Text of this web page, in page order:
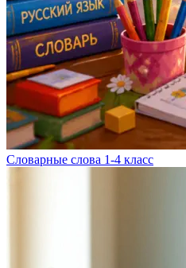
Словарные слова 1-4 класс